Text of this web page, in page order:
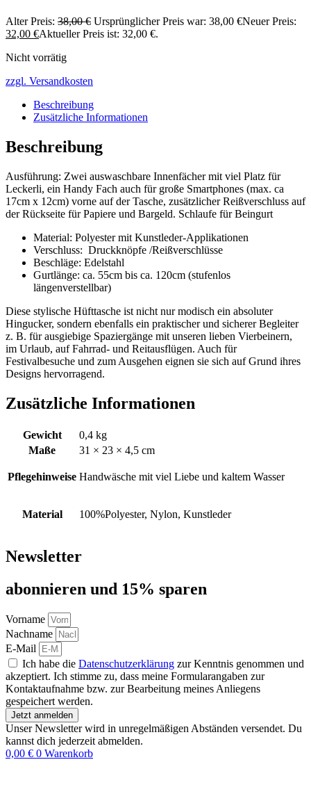
Alter Preis: 38,00€ Ursprünglicher Preis war: 38,00 €Neuer Preis:
32,00 €Aktueller Preis ist: 32,00 €.
Nicht vorrätig
zzgl. Versandkosten
Beschreibung
Zusätzliche Informationen
Beschreibung
Ausführung: Zwei auswaschbare Innenfächer mit viel Platz für
Leckerli, ein Handy Fach auch für große Smartphones (max. ca
17cm x 12cm) vorne auf der Tasche, zusätzlicher Reißverschluss auf
der Rückseite für Papiere und Bargeld. Schlaufe für Beingurt
Material: Polyester mit Kunstleder-Applikationen
Verschluss: Druckknöpfe /Reißverschlüsse
Beschläge: Edelstahl
Gurtlänge: ca. 55cm bis ca. 120cm (stufenlos
längenverstellbar)
Diese stylische Hüfttasche ist nicht nur modisch ein absoluter
Hingucker, sondern ebenfalls ein praktischer und sicherer Begleiter
z. B. für ausgiebige Spaziergänge mit unseren lieben Vierbeinern,
im Urlaub, auf Fahrrad- und Reitausflügen. Auch für
Festivalbesuche und zum Ausgehen eignen sie sich auf Grund ihres
Designs hervorragend.
Zusätzliche Informationen
Gewicht
0,4 kg
Maße
31 × 23 × 4,5 cm
Pflegehinweise Handwäsche mit viel Liebe und kaltem Wasser
Material 100%Polyester, Nylon, Kunstleder
Newsletter
abon­nie­ren und 15% sparen
Vorname
Nachname
E-Mail
Ich habe die Datenschutzerklärung zur Kenntnis genommen und
akzeptiert. Ich stimme zu, dass meine Formularangaben zur
Kontaktaufnahme bzw. zur Bearbeitung meines Anliegens
gespeichert werden.
Jetzt anmelden
Unser Newsletter wird in unregelmäßigen Abständen versendet. Du
kannst dich jederzeit abmelden.
0,00 € 0 Warenkorb